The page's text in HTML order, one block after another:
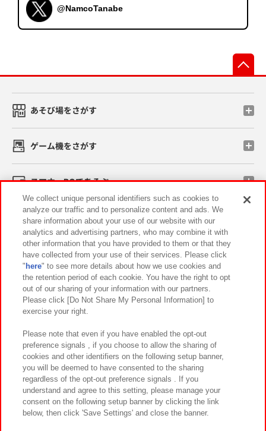
@NamcoTanabe
あそび場をさがす
ゲーム機をさがす
スマホ・PCであそぶ
イベント・キャンペーン
関連会社 サステナビリティ サイトポリシー
プライバシーポリシー ウェブアクセシビリティ方針と検証結果
お取引先さまとともに
カスタマーハラスメント対応方針 よくあるご質問・お問い合わせ
©Bandai Namco Amusement Inc.
We collect unique personal identifiers such as cookies to
analyze our traffic and to personalize content and ads. We
share information about your use of our website with our
analytics and advertising partners, who may combine it with
other information that you have provided to them or that they
have collected from your use of their services. Please click
" here" to see more details about how we use cookies and
the retention period of each cookie. You have the right to opt
out of our sharing of your information with our partners.
Please click [Do Not Share My Personal Information] to
exercise your right.
Please note that even if you have enabled the opt-out
preference signals , if you choose to allow the sharing of
cookies and other identifiers on the following setup banner,
you will be deemed to have consented to the sharing
regardless of the opt-out preference signals . If you
understand and agree to this setting, please manage your
consent on the following setup banner by clicking the link
below, then click 'Save Settings' and close the banner.